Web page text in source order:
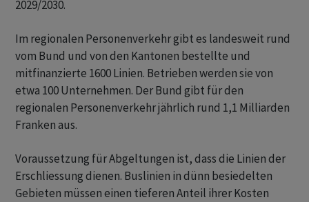
2029/2030.
Im regionalen Personenverkehr gibt es landesweit rund
vom Bund und von den Kantonen bestellte und
mitfinanzierte 1600 Linien. Betrieben werden sie von
etwa 100 Unternehmen. Der Bund gibt für den
regionalen Personenverkehr jährlich rund 1,1 Milliarden
Franken aus.
Voraussetzung für Abgeltungen ist, dass die Linien der
Erschliessung dienen. Buslinien in dünn besiedelten
Gebieten müssen einen tieferen Anteil ihrer Kosten